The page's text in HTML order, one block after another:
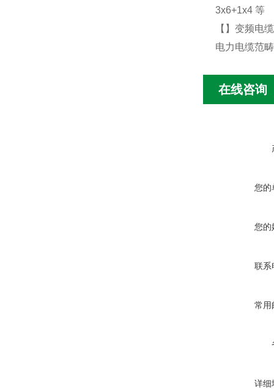
3x6+1x4 等
【 】 变频电
电力电缆范
在线咨询
您的
您的
联系
常用
详细